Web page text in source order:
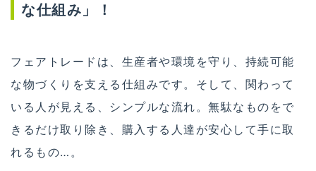
な仕組み」！
フェアトレードは、生産者や環境を守り、持続可能
な物づくりを支える仕組みです。そして、関わって
いる人が見える、シンプルな流れ。無駄なものをで
きるだけ取り除き、購入する人達が安心して手に取
れるもの…。